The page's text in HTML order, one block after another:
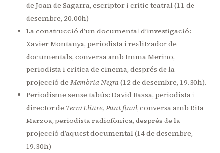
de Joan de Sagarra, escriptor i crític teatral (11 de
desembre, 20.00h)
La construcció d’un documental d’investigació:
Xavier Montanyà, periodista i realitzador de
documentals, conversa amb Imma Merino,
periodista i crítica de cinema, després de la
projecció de Memòria Negra(12 de desembre, 19.30h).
Periodisme sense tabús: David Bassa, periodista i
director de Terra Lliure, Punt final, conversa amb Rita
Marzoa, periodista radiofònica, després de la
projecció d’aquest documental (14 de desembre,
19.30h)